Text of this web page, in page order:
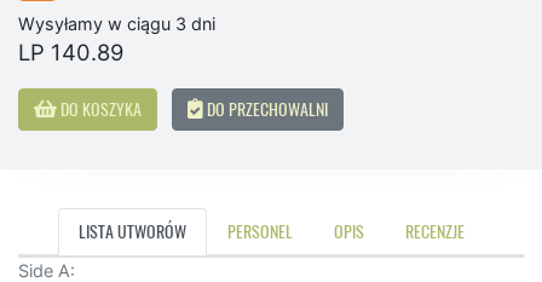
Wysyłamy w ciągu 3 dni
LP 140.89
DO KOSZYKA DO PRZECHOWALNI
LISTA UTWORÓW PERSONEL OPIS RECENZJE
Side A: